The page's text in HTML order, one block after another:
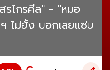
ไกรศีล" - "หมอ
ไม่ยั้ง บอกเลยแซ่บ